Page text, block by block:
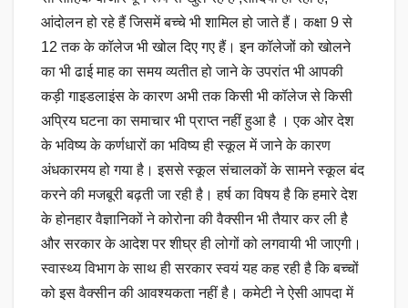
आंदोलन हो रहे हैं जिसमें बच्चे भी शामिल हो जाते हैं। कक्षा 9 से
12 तक के कॉलेज भी खोल दिए गए हैं। इन कॉलेजों को खोलने
का भी ढाई माह का समय व्यतीत हो जाने के उपरांत भी आपकी
कड़ी गाइडलाइंस के कारण अभी तक किसी भी कॉलेज से किसी
अप्रिय घटना का समाचार भी प्राप्त नहीं हुआ है । एक ओर देश
के भविष्य के कर्णधारों का भविष्य ही स्कूल में जाने के कारण
अंधकारमय हो गया है। इससे स्कूल संचालकों के सामने स्कूल बंद
करने की मजबूरी बढ़ती जा रही है। हर्ष का विषय है कि हमारे देश
के होनहार वैज्ञानिकों ने कोरोना की वैक्सीन भी तैयार कर ली है
और सरकार के आदेश पर शीघ्र ही लोगों को लगवायी भी जाएगी।
स्वास्थ्य विभाग के साथ ही सरकार स्वयं यह कह रही है कि बच्चों
को इस वैक्सीन की आवश्यकता नहीं है। कमेटी ने ऐसी आपदा में